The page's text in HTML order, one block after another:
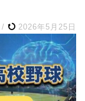
/ 2026年5月25日